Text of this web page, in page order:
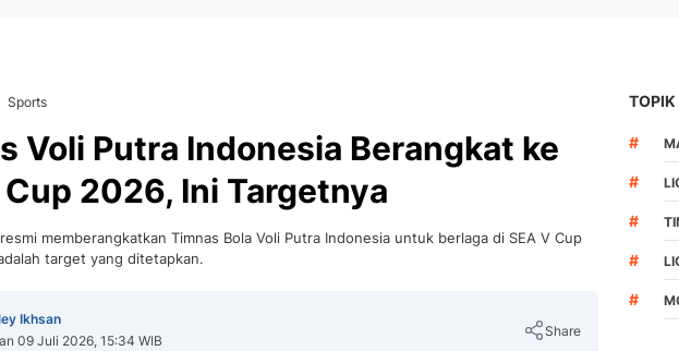
Sports
Voli Putra Indonesia Berangkat ke
Cup 2026, Ini Targetnya
memberangkatkan Timnas Bola Voli Putra Indonesia untuk berlaga di SEA V Cup
target yang ditetapkan.
Ikhsan
09 Juli 2026, 15:34 WIB
Share
TOPIK
#
#
#
#
#